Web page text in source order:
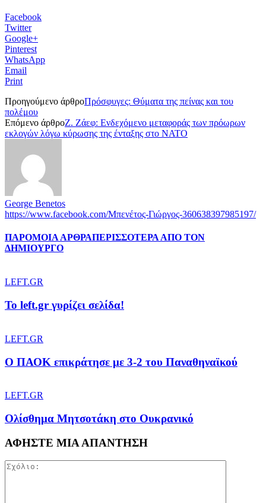
Facebook
Twitter
Google+
Pinterest
WhatsApp
Email
Print
Προηγούμενο άρθροΠρόσφυγες: Θύματα της πείνας και του
πολέμου
Επόμενο άρθροΖ. Ζάεφ: Ενδεχόμενο μεταφοράς των πρόωρων
εκλογών λόγω κύρωσης της ένταξης στο ΝΑΤΟ
George Benetos
https://www.facebook.com/Μπενέτος-Γιώργος-360638397985197/
ΠΑΡΟΜΟΙΑ ΑΡΘΡΑΠΕΡΙΣΣΟΤΕΡΑ ΑΠΟ ΤΟΝ
ΔΗΜΙΟΥΡΓΟ
LEFT.GR
To left.gr γυρίζει σελίδα!
LEFT.GR
Ο ΠΑΟΚ επικράτησε με 3-2 του Παναθηναϊκού
LEFT.GR
Ολίσθημα Μητσοτάκη στο Ουκρανικό
ΑΦΗΣΤΕ ΜΙΑ ΑΠΑΝΤΗΣΗ